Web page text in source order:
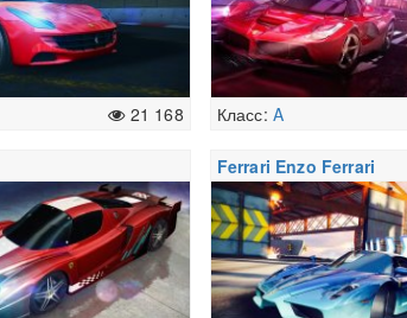
21 168 Класс: A
Ferrari Enzo Ferrari